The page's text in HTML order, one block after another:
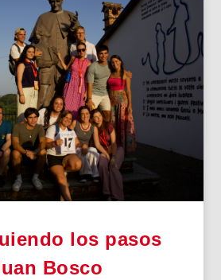
los pasos
Bosco